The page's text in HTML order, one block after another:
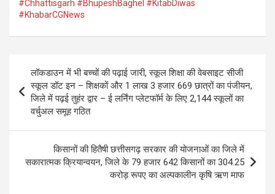
b
o
k
er
A
p
p
a
m
#Chhattisgarh #BhupeshBaghel #KitabDiwas
#KhabarCGNews
Post
navigation
लॉकडाउन में भी बच्चों की पढ़ाई जारी, स्कूल शिक्षा की वेबसाइट सीजी
स्कूल डॉट इन – शिक्षकों और 1 लाख 3 हजार 669 छात्रों का पंजीयन,
जिले में पढ़ई तुहंर द्वार – ई लर्निंग प्लेटफॉर्म के लिए 2,144 स्कूलों का
वर्चुअल समूह गठित
किसानों की हितैषी छत्तीसगढ़ सरकार की योजनाओं का जिले में
सकारात्मक क्रियान्वयन, जिले के 79 हजार 642 किसानों का 304.25
करोड़ रूपए का अल्पकालीन कृषि ऋण माफ